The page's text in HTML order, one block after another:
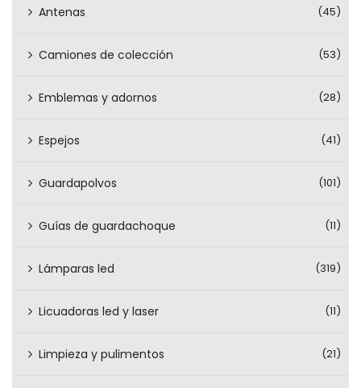
Antenas (45)
Camiones de colección (53)
Emblemas y adornos (28)
Espejos (41)
Guardapolvos (101)
Guías de guardachoque (11)
Lámparas led (319)
Licuadoras led y laser (11)
Limpieza y pulimentos (21)